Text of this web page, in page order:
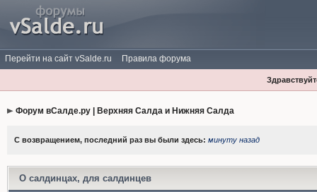
Перейти на сайт vSalde.ru Правила форума
Форум вСалде.ру | Верхняя Салда и Нижняя Салда
С возвращением, последний раз вы были здесь: минуту назад
О салдинцах, для салдинцев